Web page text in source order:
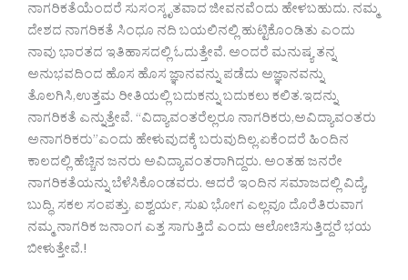
ನಾಗರಿಕತೆಯೆಂದರೆ ಸುಸಂಸ್ಕೃತವಾದ ಜೀವನವೆಂದು ಹೇಳಬಹುದು. ನಮ್ಮ
ದೇಶದ ನಾಗರಿಕತೆ ಸಿಂಧೂ ನದಿ ಬಯಲಿನಲ್ಲಿ ಹುಟ್ಟಿಕೊಂಡಿತು ಎಂದು
ನಾವು ಭಾರತದ ಇತಿಹಾಸದಲ್ಲಿ ಓದುತ್ತೇವೆ. ಅಂದರೆ ಮನುಷ್ಯ ತನ್ನ
ಅನುಭವದಿಂದ ಹೊಸ ಹೊಸ ಜ್ಞಾನವನ್ನು ಪಡೆದು ಅಜ್ಞಾನವನ್ನು
ತೊಲಗಿಸಿ,ಉತ್ತಮ ರೀತಿಯಲ್ಲಿ ಬದುಕನ್ನು ಬದುಕಲು ಕಲಿತ.ಇದನ್ನು
ನಾಗರಿಕತೆ ಎನ್ನುತ್ತೇವೆ. “ವಿದ್ಯಾವಂತರೆಲ್ಲರೂ ನಾಗರಿಕರು,ಅವಿದ್ಯಾವಂತರು
ಅನಾಗರಿಕರು”ಎಂದು ಹೇಳುವುದಕ್ಕೆ ಬರುವುದಿಲ್ಲ.ಏಕೆಂದರೆ ಹಿಂದಿನ
ಕಾಲದಲ್ಲಿ ಹೆಚ್ಚಿನ ಜನರು ಅವಿದ್ಯಾವಂತರಾಗಿದ್ದರು. ಅಂತಹ ಜನರೇ
ನಾಗರಿಕತೆಯನ್ನು ಬೆಳೆಸಿಕೊಂಡವರು. ಆದರೆ ಇಂದಿನ ಸಮಾಜದಲ್ಲಿ ವಿದ್ಯೆ,
ಬುದ್ಧಿ, ಸಕಲ ಸಂಪತ್ತು, ಐಶ್ವರ್ಯ, ಸುಖ ಭೋಗ ಎಲ್ಲವೂ ದೊರೆತಿರುವಾಗ
ನಮ್ಮ ನಾಗರಿಕ ಜನಾಂಗ ಎತ್ತ ಸಾಗುತ್ತಿದೆ ಎಂದು ಆಲೋಚಿಸುತ್ತಿದ್ದರೆ ಭಯ
ಬೀಳುತ್ತೇವೆ.!